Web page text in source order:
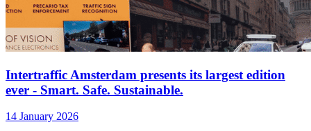
Intertraffic Amsterdam presents its largest edition
ever - Smart. Safe. Sustainable.
14 January 2026